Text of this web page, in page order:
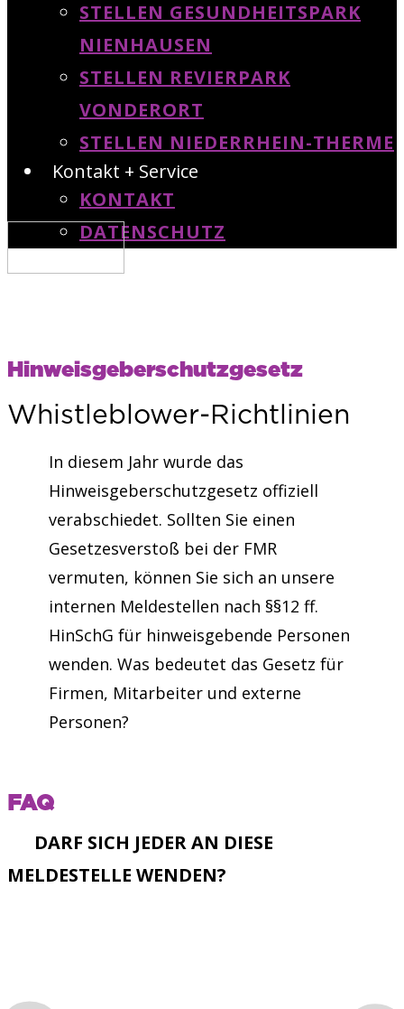
STELLEN GESUNDHEITSPARK
NIENHAUSEN
STELLEN REVIERPARK
VONDERORT
STELLEN NIEDERRHEIN-THERME
Kontakt + Service
KONTAKT
DATENSCHUTZ
Hinweisgeberschutzgesetz
Whistleblower-Richtlinien
In diesem Jahr wurde das
Hinweisgeberschutzgesetz offiziell
verabschiedet. Sollten Sie einen
Gesetzesverstoß bei der FMR
vermuten, können Sie sich an unsere
internen Meldestellen nach §§12 ff.
HinSchG für hinweisgebende Personen
wenden. Was bedeutet das Gesetz für
Firmen, Mitarbeiter und externe
Personen?
FAQ
DARF SICH JEDER AN DIESE
MELDESTELLE WENDEN?